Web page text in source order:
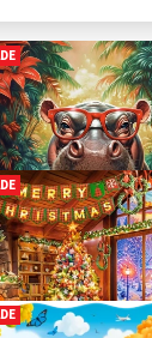
Relaxation